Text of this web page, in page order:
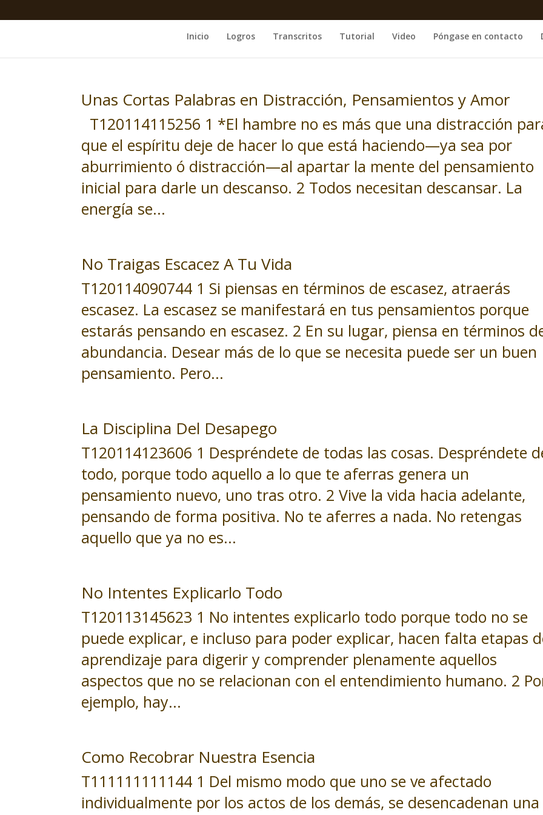
Inicio Logros Transcritos Tutorial Video Póngase en contacto
Unas Cortas Palabras en Distracción, Pensamientos y Amor
T120114115256 1 *El hambre no es más que una distracción
que el espíritu deje de hacer lo que está haciendo—ya sea por
aburrimiento ó distracción—al apartar la mente del pensamiento
inicial para darle un descanso. 2 Todos necesitan descansar. La
energía se...
No Traigas Escacez A Tu Vida
T120114090744 1 Si piensas en términos de escasez, atraerás
escasez. La escasez se manifestará en tus pensamientos porque
estarás pensando en escasez. 2 En su lugar, piensa en términos
abundancia. Desear más de lo que se necesita puede ser un buen
pensamiento. Pero...
La Disciplina Del Desapego
T120114123606 1 Despréndete de todas las cosas. Despréndete
todo, porque todo aquello a lo que te aferras genera un
pensamiento nuevo, uno tras otro. 2 Vive la vida hacia adelante,
pensando de forma positiva. No te aferres a nada. No retengas
aquello que ya no es...
No Intentes Explicarlo Todo
T120113145623 1 No intentes explicarlo todo porque todo no se
puede explicar, e incluso para poder explicar, hacen falta etapas
aprendizaje para digerir y comprender plenamente aquellos
aspectos que no se relacionan con el entendimiento humano. 2
ejemplo, hay...
Como Recobrar Nuestra Esencia
T111111111144 1 Del mismo modo que uno se ve afectado
individualmente por los actos de los demás, se desencadenan una